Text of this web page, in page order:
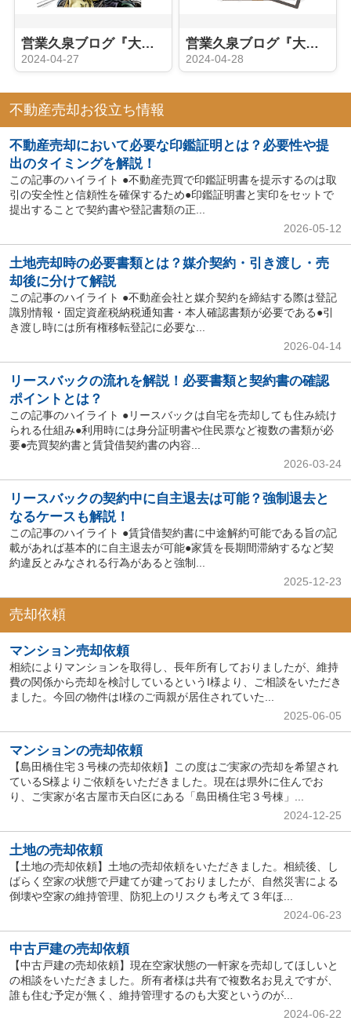
営業久泉ブログ『大家さんへの道②（久泉立志編）』
2024-04-27
営業久泉ブログ『大家さんへの道③（インプット セミナー編）』
2024-04-28
不動産売却お役立ち情報
不動産売却において必要な印鑑証明とは？必要性や提
出のタイミングを解説！
この記事のハイライト ●不動産売買で印鑑証明書を提示するのは取
引の安全性と信頼性を確保するため●印鑑証明書と実印をセットで
提出することで契約書や登記書類の正...
2026-05-12
土地売却時の必要書類とは？媒介契約・引き渡し・売
却後に分けて解説
この記事のハイライト ●不動産会社と媒介契約を締結する際は登記
識別情報・固定資産税納税通知書・本人確認書類が必要である●引
き渡し時には所有権移転登記に必要な...
2026-04-14
リースバックの流れを解説！必要書類と契約書の確認
ポイントとは？
この記事のハイライト ●リースバックは自宅を売却しても住み続け
られる仕組み●利用時には身分証明書や住民票など複数の書類が必
要●売買契約書と賃貸借契約書の内容...
2026-03-24
リースバックの契約中に自主退去は可能？強制退去と
なるケースも解説！
この記事のハイライト ●賃貸借契約書に中途解約可能である旨の記
載があれば基本的に自主退去が可能●家賃を長期間滞納するなど契
約違反とみなされる行為があると強制...
2025-12-23
売却依頼
マンション売却依頼
相続によりマンションを取得し、長年所有しておりましたが、維持
費の関係から売却を検討しているというI様より、ご相談をいただき
ました。今回の物件はI様のご両親が居住されていた...
2025-06-05
マンションの売却依頼
【島田橋住宅３号棟の売却依頼】この度はご実家の売却を希望され
ているS様よりご依頼をいただきました。現在は県外に住んでお
り、ご実家が名古屋市天白区にある「島田橋住宅３号棟」...
2024-12-25
土地の売却依頼
【土地の売却依頼】土地の売却依頼をいただきました。相続後、し
ばらく空家の状態で戸建てが建っておりましたが、自然災害による
倒壊や空家の維持管理、防犯上のリスクも考えて３年ほ...
2024-06-23
中古戸建の売却依頼
【中古戸建の売却依頼】現在空家状態の一軒家を売却してほしいと
の相談をいただきました。所有者様は共有で複数名お見えですが、
誰も住む予定が無く、維持管理するのも大変というのが...
2024-06-22